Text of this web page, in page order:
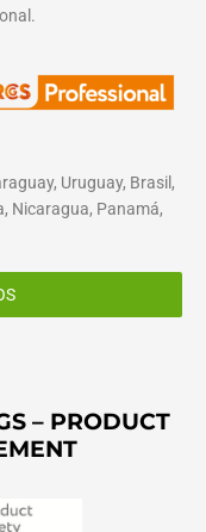
Uruguay, Brasil,
Nicaragua, Panamá,
– PRODUCT